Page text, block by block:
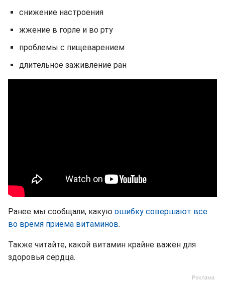
снижение настроения
жжение в горле и во рту
проблемы с пищеварением
длительное заживление ран
Ранее мы сообщали, какую ошибку совершают все
во время приема витаминов.
Также читайте, какой витамин крайне важен для
здоровья сердца.